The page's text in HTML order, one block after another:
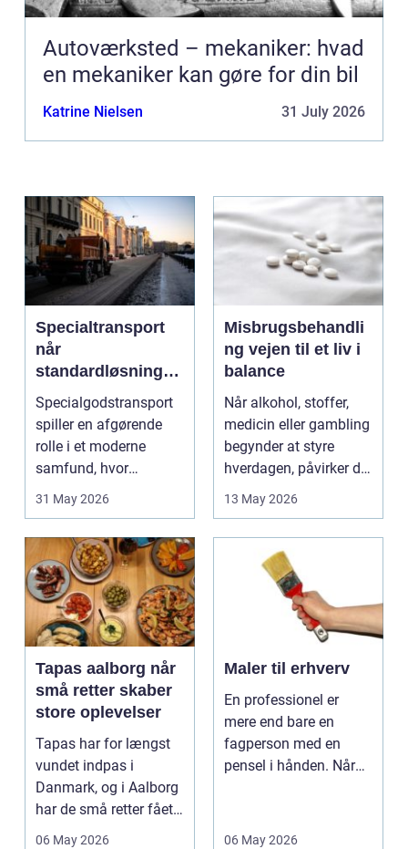
Autoværksted – mekaniker: hvad
en mekaniker kan gøre for din bil
Katrine Nielsen 31 July 2026
Specialtransport
når
standardløsninger
ikke rækker
Specialgodstransport
spiller en afgørende
rolle i et moderne
samfund, hvor
industrien bliver mere
31 May 2026
Misbrugsbehandli
ng vejen til et liv i
balance
Når alkohol, stoffer,
medicin eller gambling
begynder at styre
hverdagen, påvirker det
ikke kun pers...
13 May 2026
Tapas aalborg når
små retter skaber
store oplevelser
Tapas har for længst
vundet indpas i
Danmark, og i Aalborg
har de små retter fået
deres helt eget li...
06 May 2026
Maler til erhverv
En professionel er
mere end bare en
fagperson med en
pensel i hånden. Når
06 May 2026